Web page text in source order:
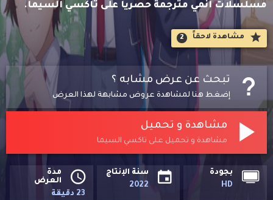
مسلسلات انمي مترجمة حصريا على تاكسي السيما.
مشاهدة لاحقاََ 2
تبحث عن عرض مشابه ؟
إضغط هنا لمشاهدة عروض مشابهة لهذا العرض
مشاهدة و تحميل
مشاهدة و تحميل على تاكسي السيما
بجودة
HD
سنة الإنتاج
2022
مدة
العرض
23 دقيقة